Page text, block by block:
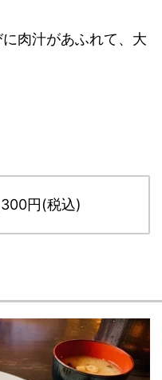
肉汁があふれて、大
円(税込)